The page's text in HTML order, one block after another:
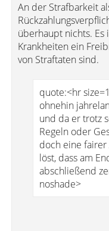
An der Strafbarkeit
überhaupt nichts. Es
Krankheiten ein
von Straftaten sind.
quote:<hr
ohnehin
und da er trotz
Regeln oder
doch eine fairer
löst, dass am
abschließend
noshade>